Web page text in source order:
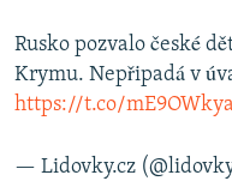
Rusko pozvalo české
Krymu. Nepřipadá v
https://t.co/
— Lidovky.cz